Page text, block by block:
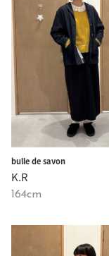
bulle de savon
K.R
164cm